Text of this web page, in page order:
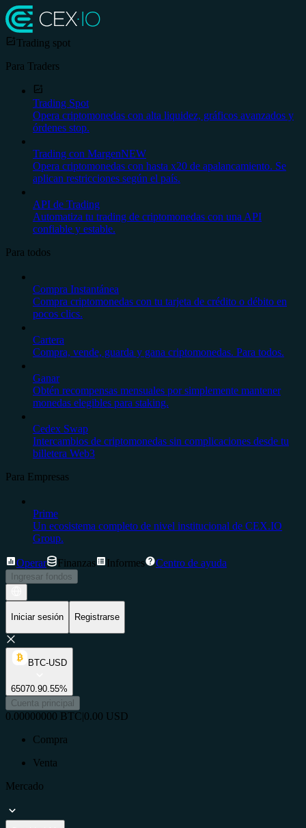
Trading spot
Para Traders
Trading Spot
Opera criptomonedas con alta liquidez, gráficos avanzados y
órdenes stop.
Trading con MargenNEW
Opera criptomonedas con hasta x20 de apalancamiento. Se
aplican restricciones según el país.
API de Trading
Automatiza tu trading de criptomonedas con una API
confiable y estable.
Para todos
Compra Instantánea
Compra criptomonedas con tu tarjeta de crédito o débito en
pocos clics.
Cartera
Compra, vende, guarda y gana criptomonedas. Para todos.
Ganar
Obtén recompensas mensuales por simplemente mantener
monedas elegibles para staking.
Cedex Swap
Intercambios de criptomonedas sin complicaciones desde tu
billetera Web3
Para Empresas
Prime
Un ecosistema completo de nivel institucional de CEX.IO
Group.
Operar Finanzas Informes Centro de ayuda
Ingresar fondos
Iniciar sesión Registrarse
BTC-USD
65070.90.55%
Cuenta principal
0.00000000 BTC|0.00 USD
Compra
Venta
Mercado